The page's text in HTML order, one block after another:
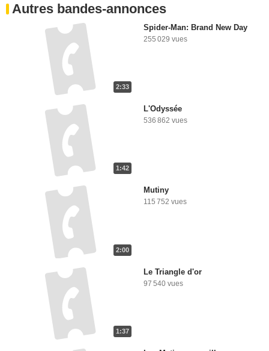
Autres bandes-annonces
2:33
Spider-Man: Brand New Day
255 029 vues
1:42
L'Odyssée
536 862 vues
2:00
Mutiny
115 752 vues
1:37
Le Triangle d'or
97 540 vues